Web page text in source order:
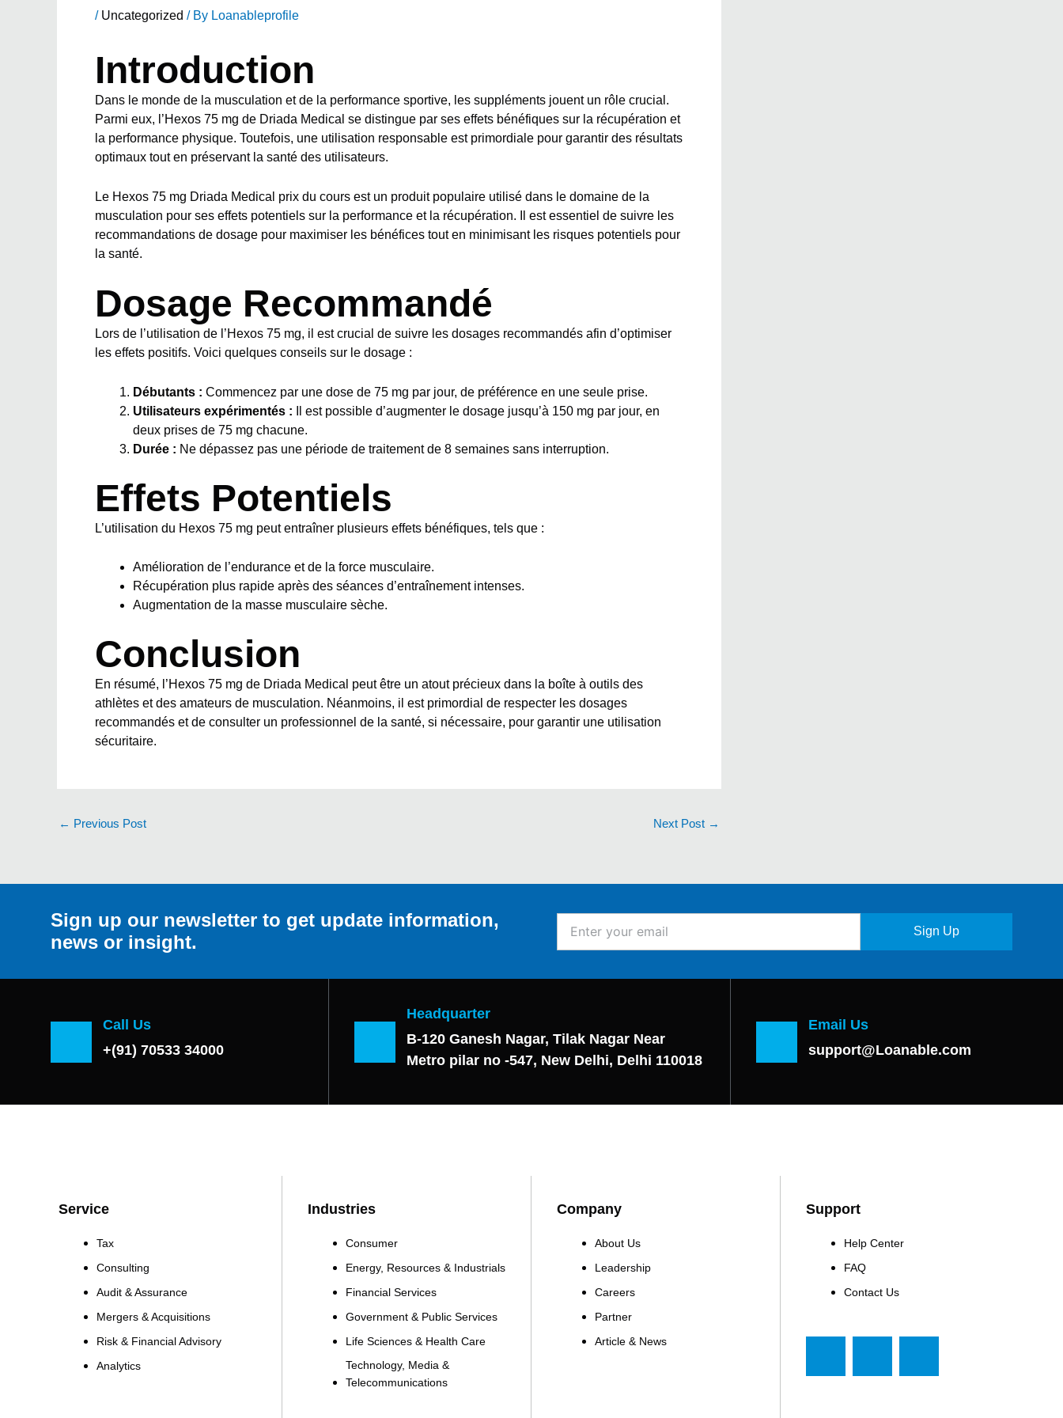
/ Uncategorized / By Loanableprofile
Introduction
Dans le monde de la musculation et de la performance sportive, les suppléments jouent un rôle crucial.
Parmi eux, l’Hexos 75 mg de Driada Medical se distingue par ses effets bénéfiques sur la récupération et
la performance physique. Toutefois, une utilisation responsable est primordiale pour garantir des résultats
optimaux tout en préservant la santé des utilisateurs.
Le Hexos 75 mg Driada Medical prix du cours est un produit populaire utilisé dans le domaine de la
musculation pour ses effets potentiels sur la performance et la récupération. Il est essentiel de suivre les
recommandations de dosage pour maximiser les bénéfices tout en minimisant les risques potentiels pour
la santé.
Dosage Recommandé
Lors de l’utilisation de l’Hexos 75 mg, il est crucial de suivre les dosages recommandés afin d’optimiser
les effets positifs. Voici quelques conseils sur le dosage :
Débutants : Commencez par une dose de 75 mg par jour, de préférence en une seule prise.
Utilisateurs expérimentés : Il est possible d’augmenter le dosage jusqu’à 150 mg par jour, en
deux prises de 75 mg chacune.
Durée : Ne dépassez pas une période de traitement de 8 semaines sans interruption.
Effets Potentiels
L’utilisation du Hexos 75 mg peut entraîner plusieurs effets bénéfiques, tels que :
Amélioration de l’endurance et de la force musculaire.
Récupération plus rapide après des séances d’entraînement intenses.
Augmentation de la masse musculaire sèche.
Conclusion
En résumé, l’Hexos 75 mg de Driada Medical peut être un atout précieux dans la boîte à outils des
athlètes et des amateurs de musculation. Néanmoins, il est primordial de respecter les dosages
recommandés et de consulter un professionnel de la santé, si nécessaire, pour garantir une utilisation
sécuritaire.
← Previous Post Next Post →
Sign up our newsletter to get update information,
news or insight.
your
Sign Up
Call Us
+(91) 70533 34000
Headquarter
B-120 Ganesh Nagar, Tilak Nagar Near
Metro pilar no -547, New Delhi, Delhi 110018
Email Us
support@Loanable.com
Service
Tax
Consulting
Audit & Assurance
Mergers & Acquisitions
Risk & Financial Advisory
Analytics
Industries
Consumer
Energy, Resources & Industrials
Financial Services
Government & Public Services
Life Sciences & Health Care
Technology, Media &
Telecommunications
Company
About Us
Leadership
Careers
Partner
Article & News
Support
Help Center
FAQ
Contact Us